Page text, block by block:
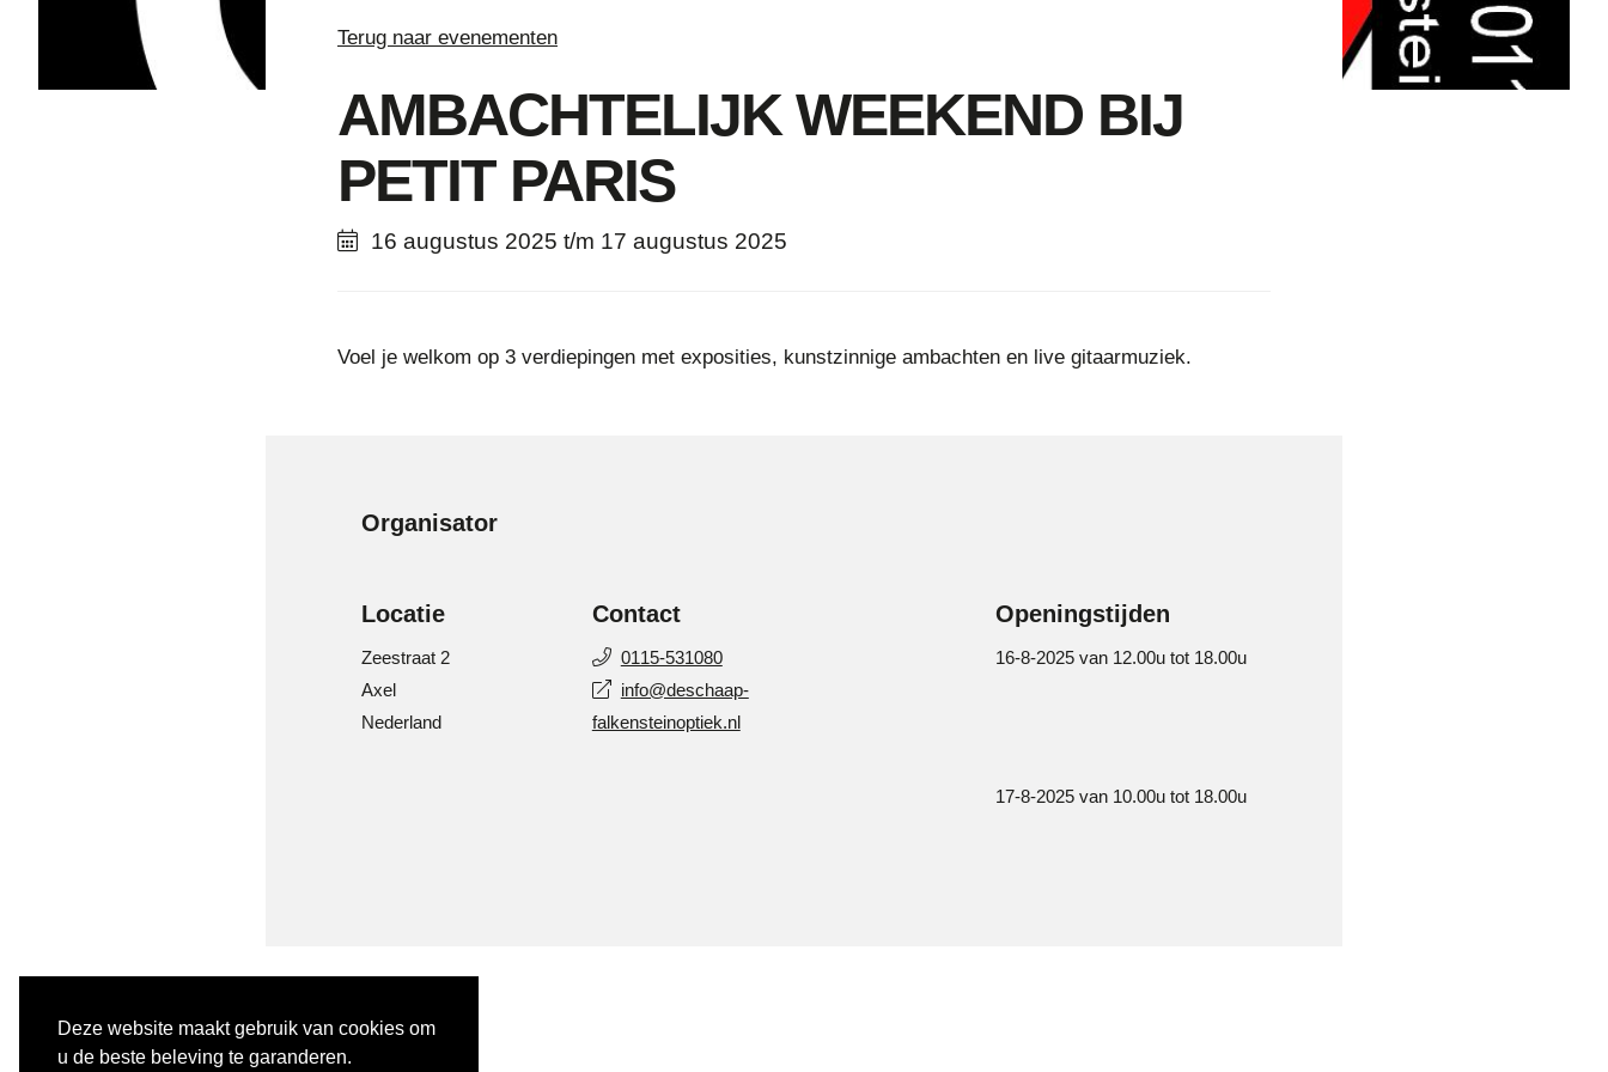
Deze website maakt gebruik van cookies om
u de beste beleving te garanderen.
Terug naar evenementen
AMBACHTELIJK WEEKEND BIJ
PETIT PARIS
16 augustus 2025 t/m 17 augustus 2025
Voel je welkom op 3 verdiepingen met exposities, kunstzinnige ambachten en live gitaarmuziek.
Organisator
Locatie
Zeestraat 2
Axel
Nederland
Contact
0115-531080
info@deschaap-
falkensteinoptiek.nl
Openingstijden
16-8-2025 van 12.00u tot 18.00u
17-8-2025 van 10.00u tot 18.00u